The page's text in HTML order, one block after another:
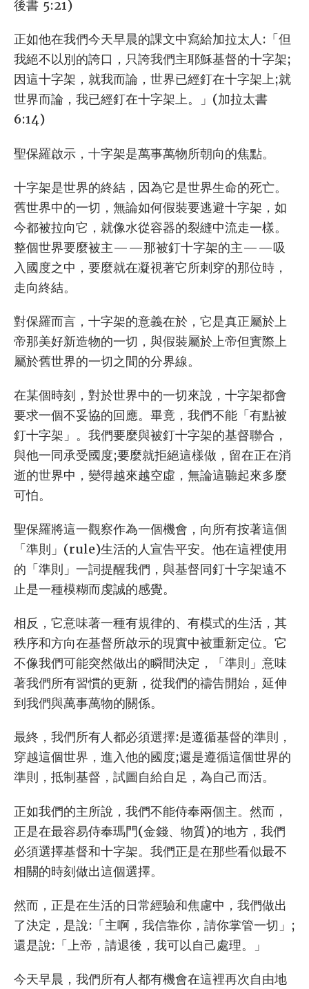
後書 5:21)
正如他在我們今天早晨的課文中寫給加拉太人:「但
我絕不以別的誇口，只誇我們主耶穌基督的十字架;
因這十字架，就我而論，世界已經釘在十字架上;就
世界而論，我已經釘在十字架上。」(加拉太書
6:14)
聖保羅啟示，十字架是萬事萬物所朝向的焦點。
十字架是世界的終結，因為它是世界生命的死亡。
舊世界中的一切，無論如何假裝要逃避十字架，如
今都被拉向它，就像水從容器的裂縫中流走一樣。
整個世界要麼被主——那被釘十字架的主——吸
入國度之中，要麼就在凝視著它所刺穿的那位時，
走向終結。
對保羅而言，十字架的意義在於，它是真正屬於上
帝那美好新造物的一切，與假裝屬於上帝但實際上
屬於舊世界的一切之間的分界線。
在某個時刻，對於世界中的一切來說，十字架都會
要求一個不妥協的回應。畢竟，我們不能「有點被
釘十字架」。我們要麼與被釘十字架的基督聯合，
與他一同承受國度;要麼就拒絕這樣做，留在正在消
逝的世界中，變得越來越空虛，無論這聽起來多麼
可怕。
聖保羅將這一觀察作為一個機會，向所有按著這個
「準則」(rule)生活的人宣告平安。他在這裡使用
的「準則」一詞提醒我們，與基督同釘十字架遠不
止是一種模糊而虔誠的感覺。
相反，它意味著一種有規律的、有模式的生活，其
秩序和方向在基督所啟示的現實中被重新定位。它
不像我們可能突然做出的瞬間決定，「準則」意味
著我們所有習慣的更新，從我們的禱告開始，延伸
到我們與萬事萬物的關係。
最終，我們所有人都必須選擇:是遵循基督的準則，
穿越這個世界，進入他的國度;還是遵循這個世界的
準則，抵制基督，試圖自給自足，為自己而活。
正如我們的主所說，我們不能侍奉兩個主。然而，
正是在最容易侍奉瑪門(金錢、物質)的地方，我們
必須選擇基督和十字架。我們正是在那些看似最不
相關的時刻做出這個選擇。
然而，正是在生活的日常經驗和焦慮中，我們做出
了決定，是說:「主啊，我信靠你，請你掌管一切」;
還是說:「上帝，請退後，我可以自己處理。」
今天早晨，我們所有人都有機會在這裡再次自由地